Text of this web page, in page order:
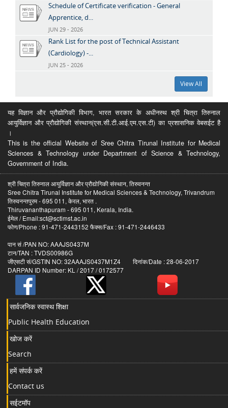
Schedule of Certificate verification - General
Apprentice, d...
JUN 29 - 2026
Rank List for the post of Technical Assistant
(Cardiology) -...
JUN 25 - 2026
View All
यह विज्ञान और प्रौद्योगिकी विभाग, भारत सरकार के अधीनस्थ श्री चित्रा तिरुनाल
आयुर्विज्ञान और प्रौद्योगिकी संस्थान(एस.सी.टी.आई.एम.एस.टी) का प्रशासनिक वेबसईट है
।
This is the official Website of Sree Chitra Tirunal Institute for Medical
Sciences & Technology under Department of Science & Technology,
Government of India.
श्री चित्रा तिरुनाल आयुर्विज्ञान और प्रौद्योगिकी संस्थान, तिरुवनन्त
Sree Chitra Tirunal Institute for Medical Sciences & Technology, Trivandrum
तिरुवनन्तपुरम - 695 011, केरल, भारत .
Thiruvananthapuram - 695 011, Kerala, India.
ईमेल / Email:sct@sctimst.ac.in
फोण/Phone : 91-471-2443152 फैक्स/Fax : 91-471-2446433
पान सं /PAN NO: AAAJS0437M
टान/TAN : TVDS00986G
जीएसटी सं/GSTIN NO: 32AAAJS0437M1Z4 दिनांक/Date : 28-06-2017
DARPAN ID Number: KL / 2017 / 0172577
सार्वजनिक स्वास्थ शिक्षा
Public Health Education
खोज करें
Search
हमें संपर्क करें
Contact us
सईटमॉप